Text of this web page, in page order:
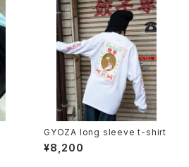
GYOZA long sleeve t-shirt
¥8,200